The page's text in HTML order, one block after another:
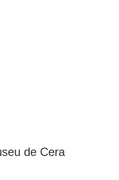
de Cera